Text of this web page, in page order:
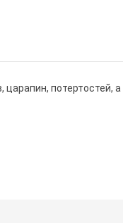
потертостей, а